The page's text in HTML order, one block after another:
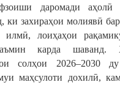
даромади аҳолӣ
ки захираҳои молиявӣ
илмӣ, лоиҳаҳои
карда шаванд.
солҳои 2026–2030
маҳсулоти дохилӣ,